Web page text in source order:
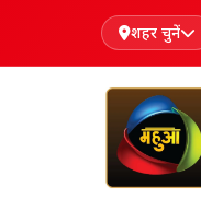
शहर चुनें